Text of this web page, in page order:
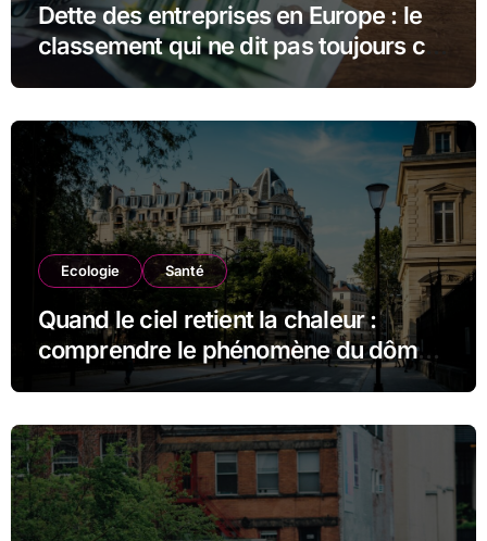
Dette des entreprises en Europe : le
classement qui ne dit pas toujours ce
qu’il semble dire
Ecologie Santé
Quand le ciel retient la chaleur :
comprendre le phénomène du dôme
thermique et ses conséquences